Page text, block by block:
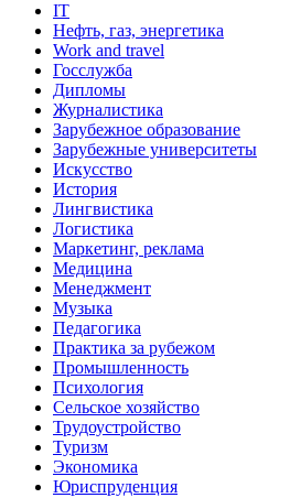
IT
Нефть, газ, энергетика
Work and travel
Госслужба
Дипломы
Журналистика
Зарубежное образование
Зарубежные университеты
Искусство
История
Лингвистика
Логистика
Маркетинг, реклама
Медицина
Менеджмент
Музыка
Педагогика
Практика за рубежом
Промышленность
Психология
Сельское хозяйство
Трудоустройство
Туризм
Экономика
Юриспруденция